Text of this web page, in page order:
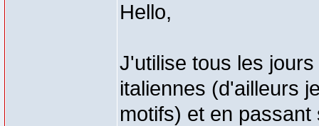
Hello,
J'utilise tous les
italiennes (d'ailleurs
motifs) et en